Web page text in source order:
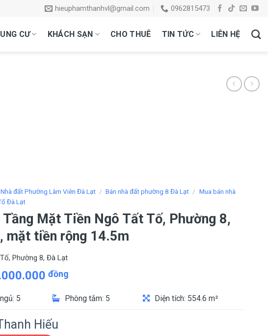
hieuphamthanhvl@gmail.com 0962815473
CƯ KHÁCH SẠN CHO THUÊ TIN TỨC LIÊN HỆ
Nhà đất Phường Lâm Viên Đà Lạt / Bán nhà đất phường 8 Đà Lạt / Mua bán nhà
Đà Lạt
Mặt Tiền Ngô Tất Tố, Phường 8,
mặt tiền rộng 14.5m
Phường 8, Đà Lạt
đồng
5 Phòng tắm: 5 Diện tích: 554.6 m²
Hiếu